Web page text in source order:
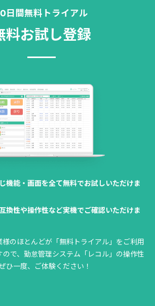
日間無料トライアル
料お試し登録
機能・画面を全て無料でお試しいただけま
換性や操作性など実機でご確認いただけま
のほとんどが「無料トライアル」をご利用
ので、勤怠管理システム「レコル」の操作性
ひ一度、ご体験ください！